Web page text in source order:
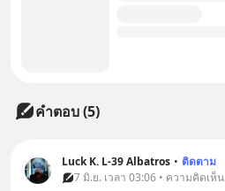
คำตอบ (5)
Luck K. L-39 Albatros • ติดตาม
7 มิ.ย. เวลา 03:06 • ความคิดเห็น